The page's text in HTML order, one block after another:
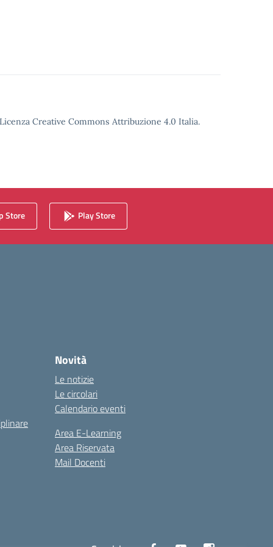
Creative Commons Attribuzione 4.0 Italia.
Store Play Store
Novità
Le notizie
Le circolari
Calendario eventi
Area E-Learning
Area Riservata
Mail Docenti